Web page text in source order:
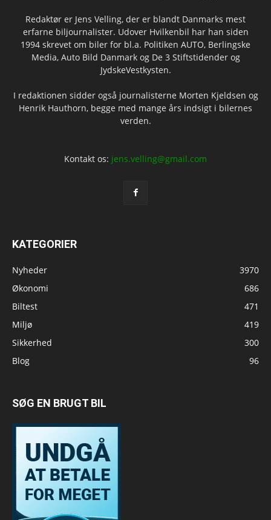
Redaktør er Jens Velling, der er blandt Danmarks mest
erfarne biljournalister. Udover Hvilkenbil har han siden
1994 skrevet om biler for bl.a. Politiken AUTO, Berlingske
Media, Auto Bild Danmark og De 3 Stiftstidender og
JydskeVestkysten.
I redaktionen sidder også journalisterne Morten Kjeldsen og
Henrik Hauthorn, begge med mange års indsigt i bilernes
verden.
Kontakt os: jens.velling@gmail.com
KATEGORIER
Nyheder
3970
Økonomi
686
Biltest
471
Miljø
419
Sikkerhed
300
Blog
96
SØG EN BRUGT BIL